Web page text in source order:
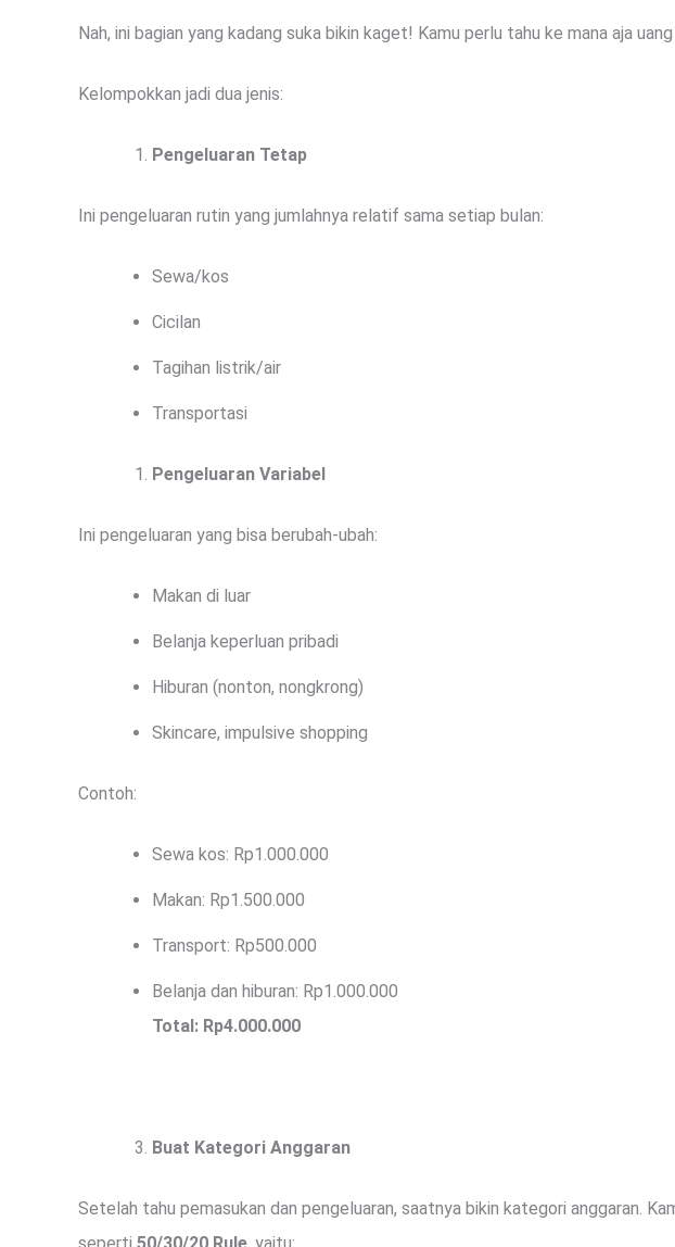
Nah, ini bagian yang kadang suka bikin kaget! Kamu perlu tahu ke mana aja uang
Kelompokkan jadi dua jenis:
Pengeluaran Tetap
Ini pengeluaran rutin yang jumlahnya relatif sama setiap bulan:
Sewa/kos
Cicilan
Tagihan listrik/air
Transportasi
Pengeluaran Variabel
Ini pengeluaran yang bisa berubah-ubah:
Makan di luar
Belanja keperluan pribadi
Hiburan (nonton, nongkrong)
Skincare, impulsive shopping
Contoh:
Sewa kos: Rp1.000.000
Makan: Rp1.500.000
Transport: Rp500.000
Belanja dan hiburan: Rp1.000.000
Total: Rp4.000.000
Buat Kategori Anggaran
Setelah tahu pemasukan dan pengeluaran, saatnya bikin kategori anggaran.